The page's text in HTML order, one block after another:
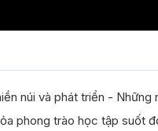
núi và phát triển - Những
phong trào học tập suốt